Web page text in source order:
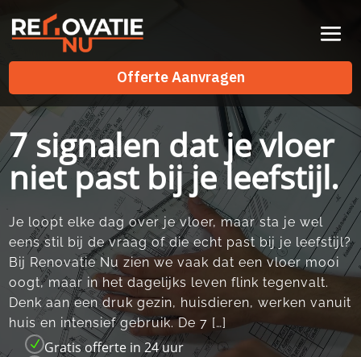
Offerte Aanvragen
Offerte Aanvragen
7 signalen dat je vloer
niet past bij je leefstijl.
Je loopt elke dag over je vloer, maar sta je wel
eens stil bij de vraag of die echt past bij je leefstijl?
Bij Renovatie Nu zien we vaak dat een vloer mooi
oogt, maar in het dagelijks leven flink tegenvalt.​
Denk aan een druk gezin, huisdieren, werken vanuit
huis en intensief gebruik.​ De 7 […]
N Gratis offerte in 24 uur